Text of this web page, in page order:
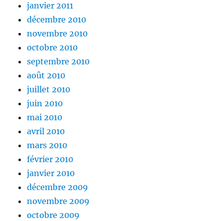
janvier 2011
décembre 2010
novembre 2010
octobre 2010
septembre 2010
août 2010
juillet 2010
juin 2010
mai 2010
avril 2010
mars 2010
février 2010
janvier 2010
décembre 2009
novembre 2009
octobre 2009